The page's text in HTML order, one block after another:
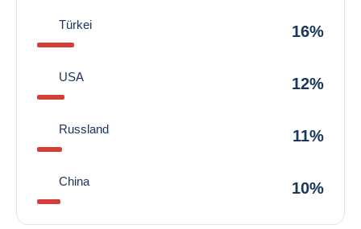
Türkei 16%
USA 12%
Russland 11%
China 10%